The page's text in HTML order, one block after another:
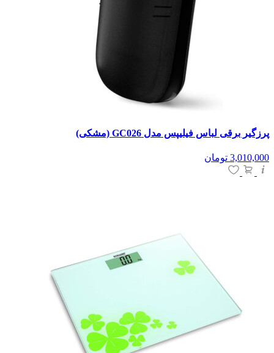
پرزگیر برقی لباس فیلیپس مدل GC026 (مشکی)
3,010,000 تومان